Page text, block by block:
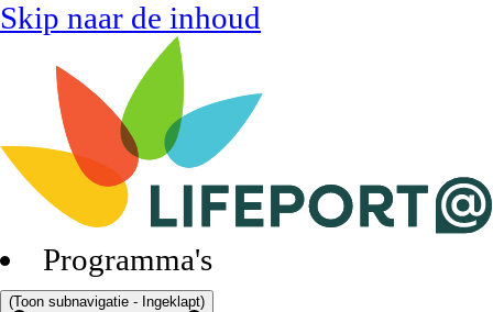
Skip naar de inhoud
Programma's
(Toon subnavigatie - Ingeklapt)